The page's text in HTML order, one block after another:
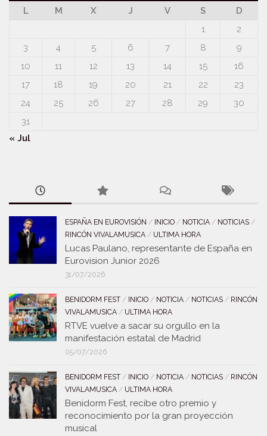
L
M X J V S
D
1
2
3
4 5 6 7 8
9
10
11 12 13 14 15
16
17
18 19 20 21 22
23
24
25 26 27 28 29
30
31
« Jul
ESPAÑA EN EUROVISIÓN / INICIO / NOTICIA / NOTICIAS /
RINCÓN VIVALAMUSICA / ULTIMA HORA
Lucas Paulano, representante de España en
Eurovision Junior 2026
31/07/2026
BENIDORM FEST / INICIO / NOTICIA / NOTICIAS / RINCÓN
VIVALAMUSICA / ULTIMA HORA
RTVE vuelve a sacar su orgullo en la
manifestación estatal de Madrid
05/07/2026
BENIDORM FEST / INICIO / NOTICIA / NOTICIAS / RINCÓN
VIVALAMUSICA / ULTIMA HORA
Benidorm Fest, recibe otro premio y
reconocimiento por la gran proyección
musical